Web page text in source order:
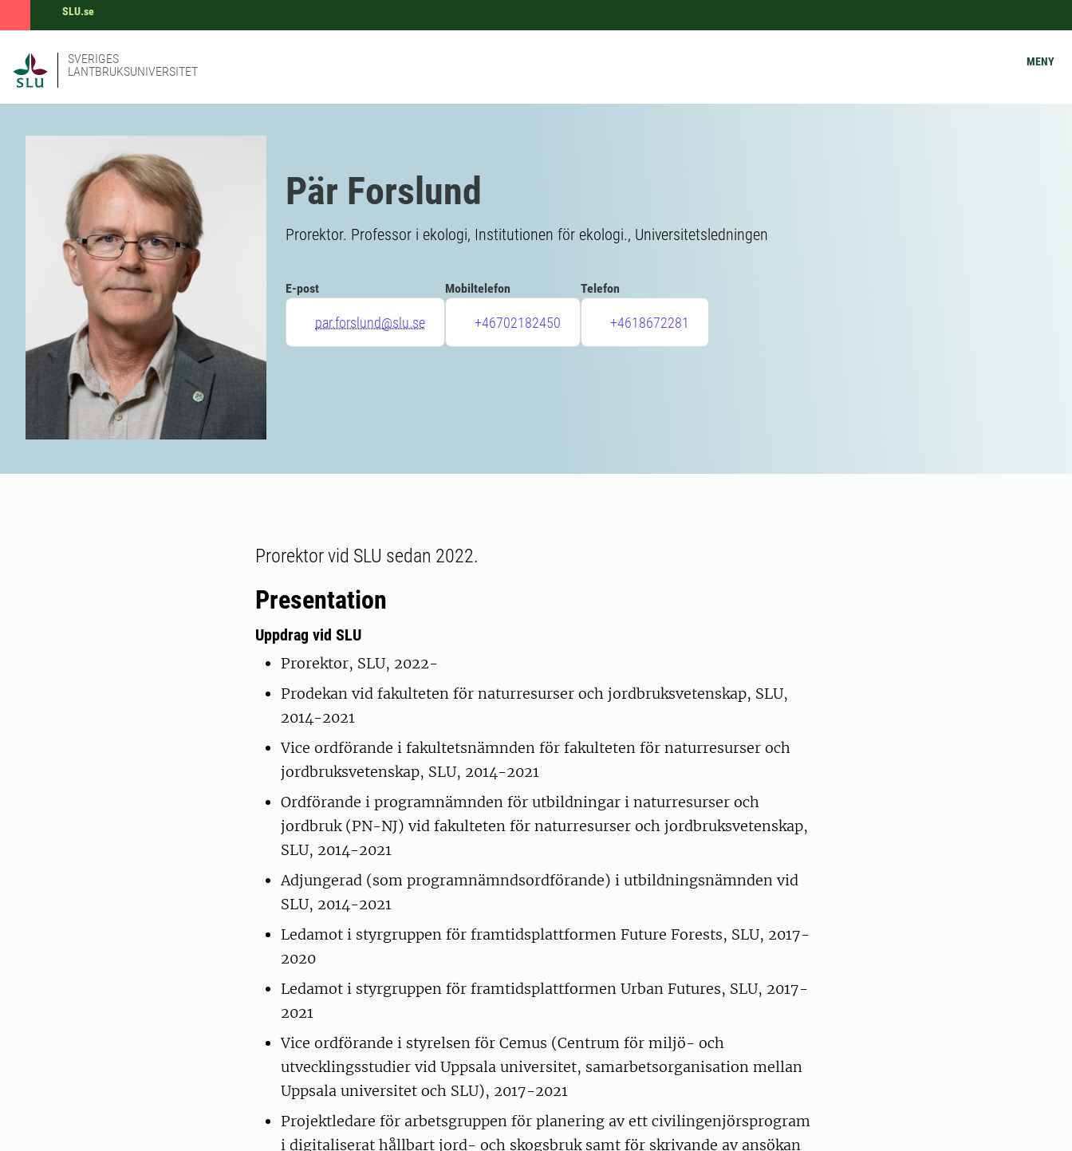
SLU.se
SVERIGES
LANTBRUKSUNIVERSITET
MENY
Pär Forslund
Prorektor. Professor i ekologi, Institutionen för ekologi., Universitetsledningen
E-post
par.forslund@slu.se
Mobiltelefon
+46702182450
Telefon
+4618672281
Prorektor vid SLU sedan 2022.
Presentation
Uppdrag vid SLU
Prorektor, SLU, 2022-
Prodekan vid fakulteten för naturresurser och jordbruksvetenskap, SLU,
2014-2021
Vice ordförande i fakultetsnämnden för fakulteten för naturresurser och
jordbruksvetenskap, SLU, 2014-2021
Ordförande i programnämnden för utbildningar i naturresurser och
jordbruk (PN-NJ) vid fakulteten för naturresurser och jordbruksvetenskap,
SLU, 2014-2021
Adjungerad (som programnämndsordförande) i utbildningsnämnden vid
SLU, 2014-2021
Ledamot i styrgruppen för framtidsplattformen Future Forests, SLU, 2017-
2020
Ledamot i styrgruppen för framtidsplattformen Urban Futures, SLU, 2017-
2021
Vice ordförande i styrelsen för Cemus (Centrum för miljö- och
utvecklingsstudier vid Uppsala universitet, samarbetsorganisation mellan
Uppsala universitet och SLU), 2017-2021
Projektledare för arbetsgruppen för planering av ett civilingenjörsprogram
i digitaliserat hållbart jord- och skogsbruk samt för skrivande av ansökan